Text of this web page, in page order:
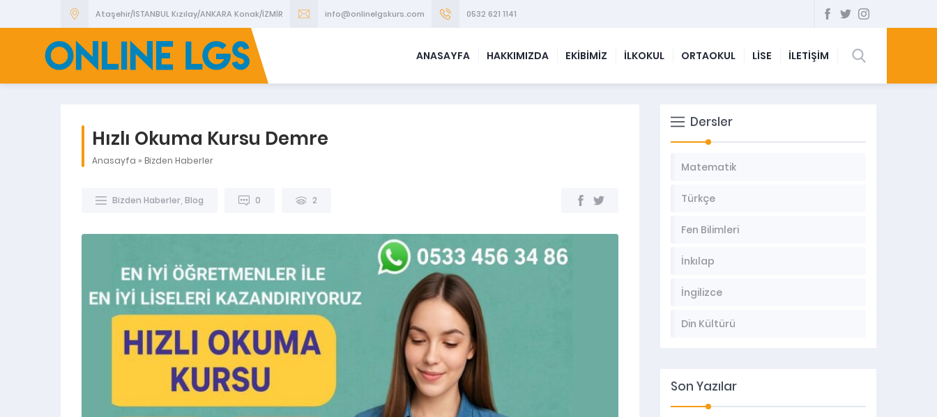
Ataşehir/İSTANBUL Kızılay/ANKARA Konak/İZMİR info@onlinelgskurs.com 0532 621 1141
ANASAYFA HAKKIMIZDA EKİBİMİZ İLKOKUL ORTAOKUL LİSE İLETİŞİM
Hızlı Okuma Kursu Demre
Anasayfa » Bizden Haberler
Bizden Haberler Blog 0 2
Dersler
Matematik
Türkçe
Fen Bilimleri
İnkılap
İngilizce
Din Kültürü
Son Yazılar